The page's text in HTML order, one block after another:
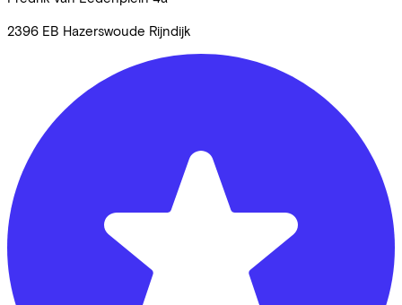
2396 EB Hazerswoude Rijndijk